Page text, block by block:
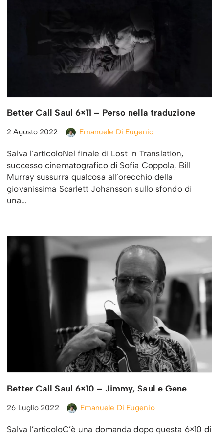
Better Call Saul 6×11 – Perso nella traduzione
2 Agosto 2022 Emanuele Di Eugenio
Salva l’articoloNel finale di Lost in Translation,
successo cinematografico di Sofia Coppola, Bill
Murray sussurra qualcosa all’orecchio della
giovanissima Scarlett Johansson sullo sfondo di
una…
Better Call Saul 6×10 – Jimmy, Saul e Gene
26 Luglio 2022 Emanuele Di Eugenio
Salva l’articoloC’è una domanda dopo questa 6×10 di